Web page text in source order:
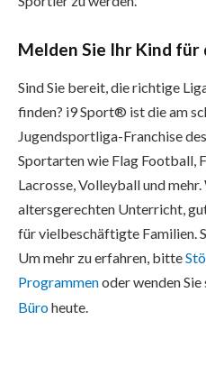
Melden Sie Ihr Kind für
Sind Sie bereit, die richtige
finden? i9 Sport® ist die am
Jugendsportliga-Franchise
Sportarten wie Flag Football,
Lacrosse, Volleyball und
altersgerechten Unterricht,
für vielbeschäftigte Familien.
Um mehr zu erfahren, bitte
Programmenoder wenden Sie
Büroheute.